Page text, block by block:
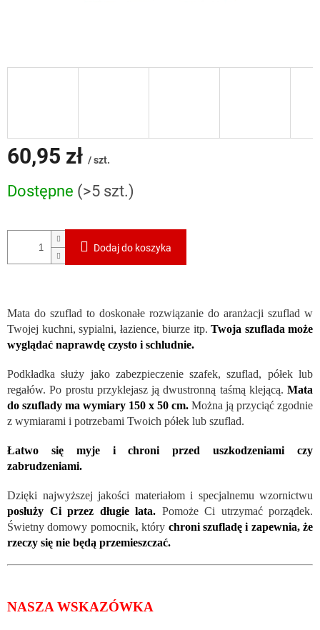
60,95 zł / szt.
jednostkowa:
Dostępne (>5 szt.)
Dodaj do koszyka
Mata do szuflad to doskonałe rozwiązanie do aranżacji szuflad w
Twojej kuchni, sypialni, łazience, biurze itp. Twoja szuflada może
wyglądać naprawdę czysto i schludnie.
Podkładka służy jako zabezpieczenie szafek, szuflad, półek lub
regałów. Po prostu przyklejasz ją dwustronną taśmą klejącą. Mata
do szuflady ma wymiary 150 x 50 cm. Można ją przyciąć zgodnie
z wymiarami i potrzebami Twoich półek lub szuflad.
Łatwo się myje i chroni przed uszkodzeniami czy
zabrudzeniami.
Dzięki najwyższej jakości materiałom i specjalnemu wzornictwu
posłuży Ci przez długie lata. Pomoże Ci utrzymać porządek.
Świetny domowy pomocnik, który chroni szufladę i zapewnia, że
​​rzeczy się nie będą przemieszczać.
NASZA WSKAZÓWKA